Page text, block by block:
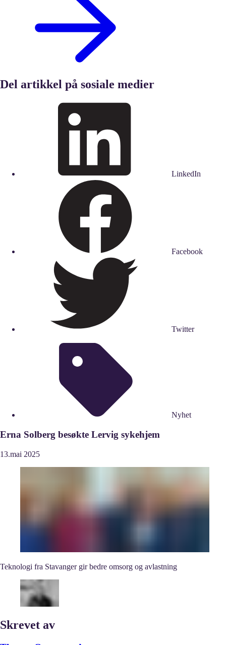
Del artikkel på sosiale medier
LinkedIn
Facebook
Twitter
Nyhet
Erna Solberg besøkte Lervig sykehjem
13.mai 2025
Teknologi fra Stavanger gir bedre omsorg og avlastning
Skrevet av